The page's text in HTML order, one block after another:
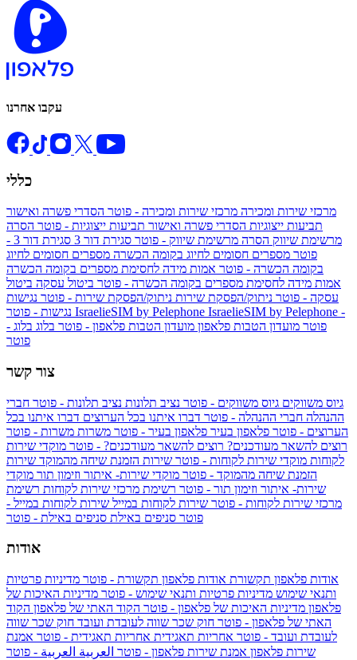
עקבו אחרנו
כללי
מרכזי שירות ומכירה מרכזי שירות ומכירה - פוטר הסדרי פשרה ואישור
תביעות ייצוגיות הסדרי פשרה ואישור תביעות ייצוגיות - פוטר הסרה
מרשימת שיווק הסרה מרשימת שיווק - פוטר סגירת דור 3
סגירת דור 3 -
פוטר מספרים חסומים לחיוג בקומה הכשרה מספרים חסומים לחיוג
בקומה הכשרה - פוטר אמות מידה לחסימת מספרים בקומה הכשרה
אמות מידה לחסימת מספרים בקומה הכשרה - פוטר ביטול עסקה ביטול
עסקה - פוטר ניתוק/הפסקת שירות ניתוק/הפסקת שירות - פוטר נגישות
IsraelieSIM by Pelephone IsraelieSIM by Pelephone -
פוטר מועדון הטבות פלאפון מועדון הטבות פלאפון - פוטר בלוג בלוג -
פוטר
צור קשר
גיוס משווקים גיוס משווקים - פוטר נציב תלונות נציב תלונות - פוטר חברי
ההנהלה חברי ההנהלה - פוטר דברו איתנו בכל הערוצים דברו איתנו בכל
הערוצים - פוטר פלאפון בעיר פלאפון בעיר - פוטר משרות משרות - פוטר
רוצים להשאר מעודכנים? רוצים להשאר מעודכנים? - פוטר מוקדי שירות
לקוחות מוקדי שירות לקוחות - פוטר שירות הזמנת שיחה מהמוקד שירות
הזמנת שיחה מהמוקד - פוטר מוקדי שירות- איתור וזימון תור מוקדי
שירות- איתור וזימון תור - פוטר רשימת מרכזי שירות לקוחות רשימת
מרכזי שירות לקוחות - פוטר שירות לקוחות במייל שירות לקוחות במייל -
פוטר סניפים באילת סניפים באילת - פוטר
אודות
אודות פלאפון תקשורת אודות פלאפון תקשורת - פוטר מדיניות פרטיות
ותנאי שימוש מדיניות פרטיות ותנאי שימוש - פוטר מדיניות האיכות של
פלאפון מדיניות האיכות של פלאפון - פוטר הקוד האתי של פלאפון הקוד
האתי של פלאפון - פוטר חוק שכר שווה לעובדת ועובד חוק שכר שווה
לעובדת ועובד - פוטר אחריות תאגידית אחריות תאגידית - פוטר אמנת
שירות פלאפון אמנת שירות פלאפון - פוטר العربية العربية - פוטר